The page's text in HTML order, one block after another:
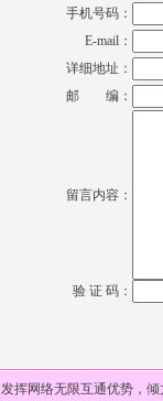
手机号码：
E-mail：
详细地址：
邮 编：
留言内容：
验 证 码：
发挥网络无限互通优势，